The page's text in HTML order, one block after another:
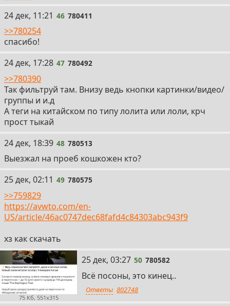
46
24 дек, 11:21 46 780411
>>780254
спасибо!
47
24 дек, 17:28 47 780492
>>780390
Так фильтруй там. Внизу ведь кнопки картинки/видео/
группы и и.д
А теги на китайском по типу лолита или лоли, крч
прост тыкай
48
24 дек, 18:39 48 780513
Выезжал на проеб кошкожен кто?
49
25 дек, 02:11 49 780575
>>759829
https://avwto.com/en-
US/article/46ac0747dec68fafd4c84303abc943f9
хз как скачать
75 Кб, 551x315
50
25 дек, 03:27 50 780582
Всё посоны, это кинец..
Ответы 802748